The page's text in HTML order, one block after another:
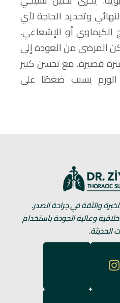
وتحديد الحاجة لأي
الكيماوي أو الإشعاعي.
المرضى من العودة إلى
قصيرة، مع تحسن كبير
يسبب ضغطًا على
والثقة في جراحة الصدر.
وعالية الجودة باستخدام
الحديثة.